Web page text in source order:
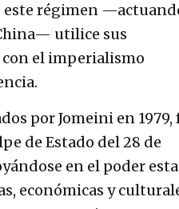
este régimen
utilice sus
el imperialismo
por Jomeini en 1979,
de Estado del 28 de
en el poder
económicas y